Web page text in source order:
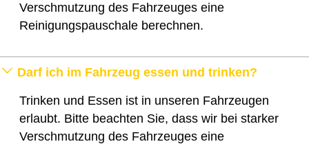
Verschmutzung des Fahrzeuges eine
Reinigungspauschale berechnen.
Darf ich im Fahrzeug essen und trinken?
Trinken und Essen ist in unseren Fahrzeugen
erlaubt. Bitte beachten Sie, dass wir bei starker
Verschmutzung des Fahrzeuges eine